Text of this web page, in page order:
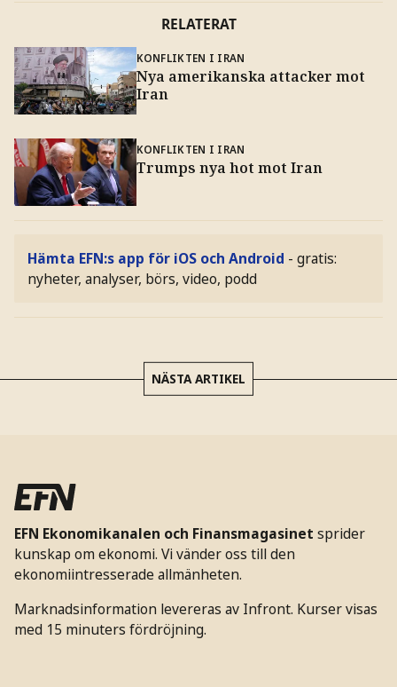
RELATERAT
KONFLIKTEN I IRAN
Nya amerikanska attacker mot
Iran
KONFLIKTEN I IRAN
Trumps nya hot mot Iran
Hämta EFN:s app för iOS och Android - gratis:
nyheter, analyser, börs, video, podd
NÄSTA ARTIKEL
EFN Ekonomikanalen och Finansmagasinet sprider
kunskap om ekonomi. Vi vänder oss till den
ekonomiintresserade allmänheten.
Marknadsinformation levereras av Infront. Kurser visas
med 15 minuters fördröjning.